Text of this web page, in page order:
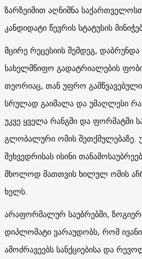
ზარზეიმით აღნიშნა
კანდიდატი წევრის სტატუსის
მცირე რეცესიის შემდეგ, დაბრუნდა
სახელმწიფო გადატრიალების
თეორიაც, თან უფრო
სრულად გაიშალა და უმაღლესი
უკვე ყველა რანგში და ფორმატში
გლობალური ომის შეთქმულებაზე.
შეხვედრისას ისინი
მხოლოდ მათთვის ხილულ ომის
ხელს.
არაფორმალურ საუბრებში,
დიპლომატი ვარაუდობს, რომ
ამოძრავეებს სანქციებისა და